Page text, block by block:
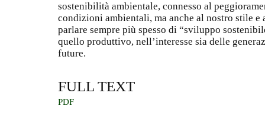
sostenibilità ambientale, connesso al
condizioni ambientali, ma anche al nostro stile
parlare sempre più spesso di “sviluppo
quello produttivo, nell’interesse sia delle
future.
FULL TEXT
PDF